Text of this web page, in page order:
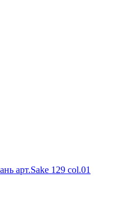
арт.Sake 129 col.01